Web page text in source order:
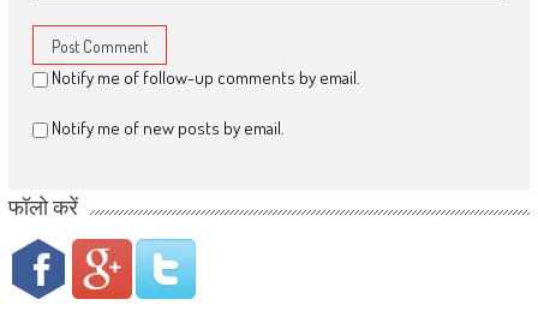
Notify me of follow-up comments by email.
Notify me of new posts by email.
फॉलो करें